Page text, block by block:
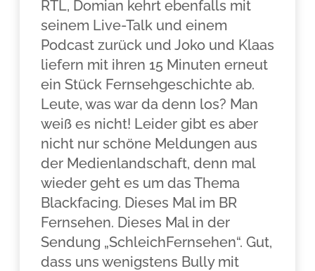
RTL, Domian kehrt ebenfalls mit
seinem Live-Talk und einem
Podcast zurück und Joko und Klaas
liefern mit ihren 15 Minuten erneut
ein Stück Fernsehgeschichte ab.
Leute, was war da denn los? Man
weiß es nicht! Leider gibt es aber
nicht nur schöne Meldungen aus
der Medienlandschaft, denn mal
wieder geht es um das Thema
Blackfacing. Dieses Mal im BR
Fernsehen. Dieses Mal in der
Sendung „SchleichFernsehen“. Gut,
dass uns wenigstens Bully mit